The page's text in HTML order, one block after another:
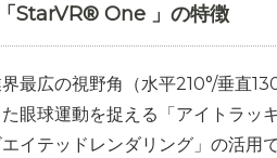
StarVR® One 」の特徴
最広の視野角（水平210°/垂直
た眼球運動を捉える「アイトラッ
エイテッドレンダリング」の活用